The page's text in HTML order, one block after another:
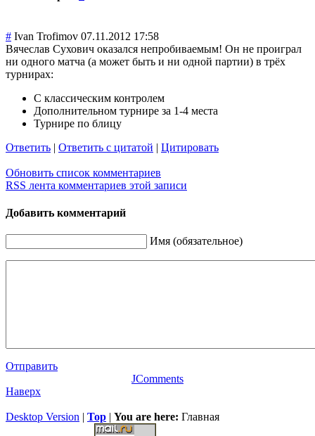
# Ivan Trofimov 07.11.2012 17:58
Вячеслав Сухович оказался непробиваемым! Он не проиграл
ни одного матча (а может быть и ни одной партии) в трёх
турнирах:
С классическим контролем
Дополнительном турнире за 1-4 места
Турнире по блицу
Ответить | Ответить с цитатой | Цитировать
Обновить список комментариев
RSS лента комментариев этой записи
Добавить комментарий
Имя (обязательное)
Отправить
JComments
Наверх
Desktop Version | Top | You are here: Главная